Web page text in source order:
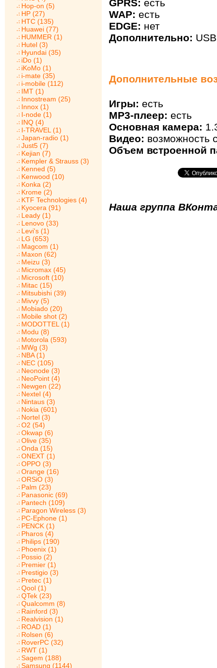
Hop-on (5)
HP (27)
HTC (135)
Huawei (77)
HUMMER (1)
Hutel (3)
Hyundai (35)
iDo (1)
iKoMo (1)
i-mate (35)
i-mobile (112)
IMT (1)
Innostream (25)
Innox (1)
I-node (1)
INQ (4)
I-TRAVEL (1)
Japan-radio (1)
Just5 (7)
Kejian (7)
Kempler & Strauss (3)
Kenned (5)
Kenwood (10)
Konka (2)
Krome (2)
KTF Technologies (4)
Kyocera (91)
Leady (1)
Lenovo (33)
Levi's (1)
LG (653)
Magcom (1)
Maxon (62)
Meizu (3)
Micromax (45)
Microsoft (10)
Mitac (15)
Mitsubishi (39)
Mivvy (5)
Mobiado (20)
Mobile shot (2)
MODOTTEL (1)
Modu (8)
Motorola (593)
MWg (3)
NBA (1)
NEC (105)
Neonode (3)
NeoPoint (4)
Newgen (22)
Nextel (4)
Nintaus (3)
Nokia (601)
Nortel (3)
O2 (54)
Okwap (6)
Olive (35)
Onda (15)
ONEXT (1)
OPPO (3)
Orange (16)
ORSiO (3)
Palm (23)
Panasonic (69)
Pantech (109)
Paragon Wireless (3)
PC-Ephone (1)
PENCK (1)
Pharos (4)
Philips (190)
Phoenix (1)
Possio (2)
Premier (1)
Prestigio (3)
Pretec (1)
Qool (1)
QTek (23)
Qualcomm (8)
Rainford (3)
Realvision (1)
ROAD (1)
Rolsen (6)
RoverPC (32)
RWT (1)
Sagem (188)
Samsung (1144)
GPRS: есть
WAP: есть
EDGE: нет
Дополнительно:
Дополнительные
Игры: есть
MP3-плеер: есть
Основная камера:
Видео: возможность
Объем встроенной
Наша группа